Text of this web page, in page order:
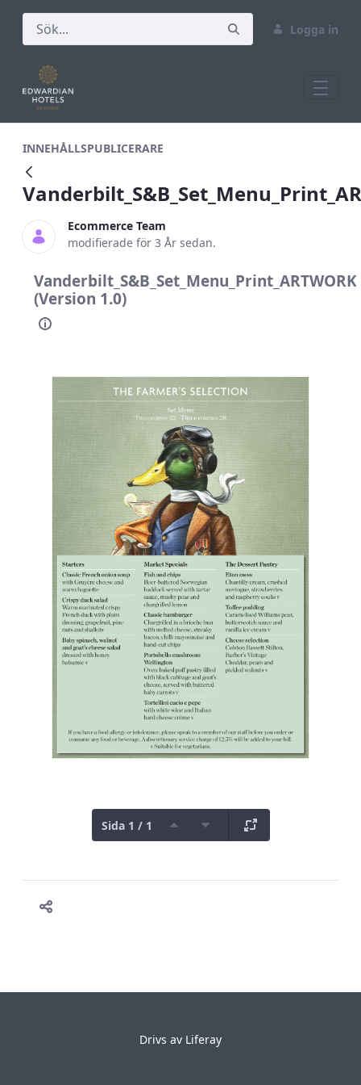
Logga in
INNEHÅLLSPUBLICERARE
Ecommerce Team
modifierade för 3 År sedan.
Vanderbilt_S&B_Set_Menu_Print_ARTWORK
(Version 1.0)
Sida 1 / 1
Drivs av Liferay